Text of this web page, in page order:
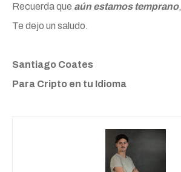
Recuerda que aún estamos temprano,
Te dejo un saludo.
Santiago Coates
Para Cripto en tu Idioma